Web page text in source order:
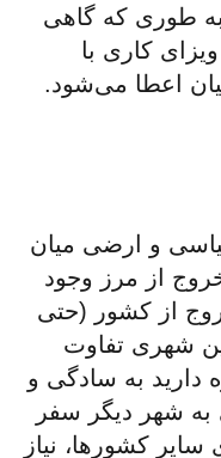
به طوری که گاهی
کاری با
اعطا می‌شود.
و ارضی میان
از مرز وجود
از کشور (حتی
بین شهری تفاوت
دارید به سادگی و
شهر دیگر سفر
سایر کشورها، نیاز